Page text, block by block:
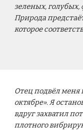
зеленых, голубых,
Природа
которое
Отец подвёл меня
октябре». Я
вдруг захватил
плотного